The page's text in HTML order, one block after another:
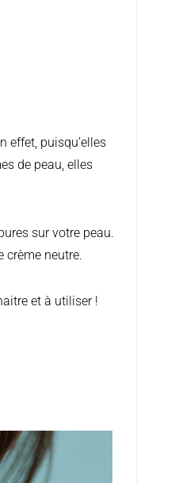
de peau, elles
sur votre peau.
crème neutre.
et à utiliser !